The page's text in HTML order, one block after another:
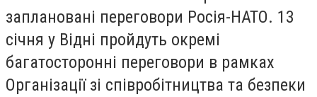
заплановані переговори Росія-НАТО. 13
січня у Відні пройдуть окремі
багатосторонні переговори в рамках
Організації зі співробітництва та безпеки